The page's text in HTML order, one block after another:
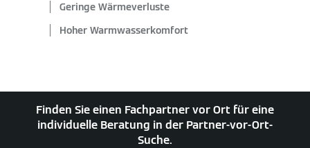
Geringe Wärmeverluste
Hoher Warmwasserkomfort
Finden Sie einen Fachpartner vor Ort für eine
individuelle Beratung in der Partner-vor-Ort-
Suche.